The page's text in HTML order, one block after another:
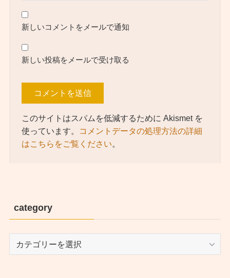
新しいコメントをメールで通知
新しい投稿をメールで受け取る
このサイトはスパムを低減するために Akismet を
使っています。
コメントデータの処理方法の詳細
はこちらをご覧ください。
category
category